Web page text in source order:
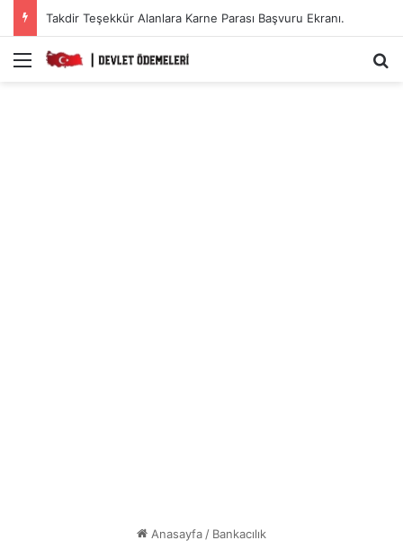
Takdir Teşekkür Alanlara Karne Parası Başvuru Ekranı.
Menü
Anasayfa/ Bankacılık